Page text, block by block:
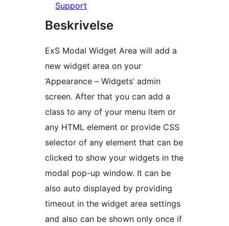
Support
Beskrivelse
ExS Modal Widget Area will add a
new widget area on your
‘Appearance – Widgets’ admin
screen. After that you can add a
class to any of your menu item or
any HTML element or provide CSS
selector of any element that can be
clicked to show your widgets in the
modal pop-up window. It can be
also auto displayed by providing
timeout in the widget area settings
and also can be shown only once if